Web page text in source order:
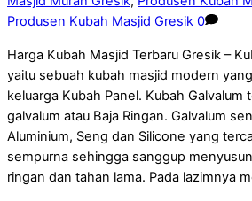
Produsen Kubah Masjid Gresik 0
Harga Kubah Masjid Terbaru Gresik –
yaitu sebuah kubah masjid modern
keluarga Kubah Panel. Kubah Galvalum
galvalum atau Baja Ringan. Galvalum
Aluminium, Seng dan Silicone yang
sempurna sehingga sanggup
ringan dan tahan lama. Pada lazimnya